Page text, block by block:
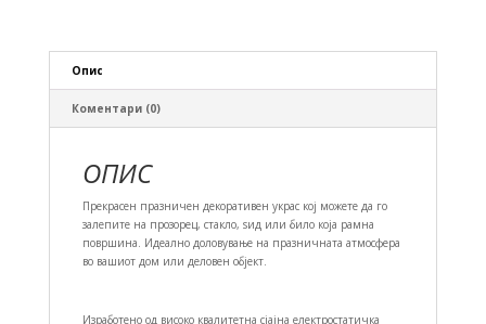
Опис
Коментари (0)
ОПИС
Прекрасен празничен декоративен украс кој можете да го
залепите на прозорец, стакло, ѕид или било која рамна
површина. Идеално доловување на празничната атмосфера
во вашиот дом или деловен објект.
Изработено од високо квалитетна сјајна електростатичка